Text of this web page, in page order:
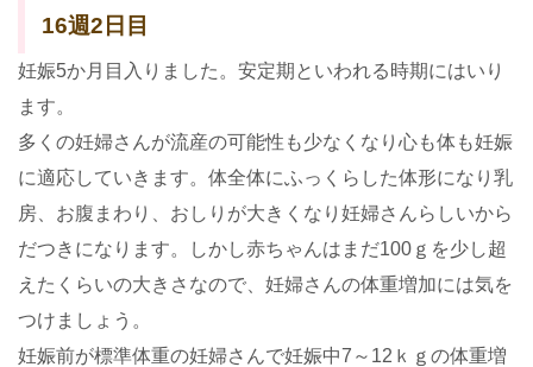
16週2日目
妊娠5か月目入りました。安定期といわれる時期にはいり
ます。
多くの妊婦さんが流産の可能性も少なくなり心も体も妊娠
に適応していきます。体全体にふっくらした体形になり乳
房、お腹まわり、おしりが大きくなり妊婦さんらしいから
だつきになります。しかし赤ちゃんはまだ100ｇを少し超
えたくらいの大きさなので、妊婦さんの体重増加には気を
つけましょう。
妊娠前が標準体重の妊婦さんで妊娠中7～12ｋｇの体重増